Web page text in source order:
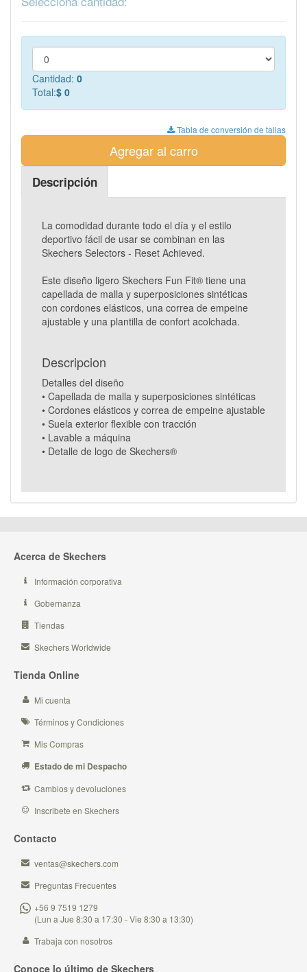
Cantidad: 0
Total:$ 0
Tabla de conversión de tallas
Agregar al carro
Descripción
La comodidad durante todo el día y el estilo
deportivo fácil de usar se combinan en las
Skechers Selectors - Reset Achieved.
Este diseño ligero Skechers Fun Fit® tiene una
capellada de malla y superposiciones sintéticas
con cordones elásticos, una correa de empeine
ajustable y una plantilla de confort acolchada.
Descripcion
Detalles del diseño
• Capellada de malla y superposiciones sintéticas
• Cordones elásticos y correa de empeine ajustable
• Suela exterior flexible con tracción
• Lavable a máquina
• Detalle de logo de Skechers®
Acerca de Skechers
Información corporativa
Gobernanza
Tiendas
Skechers Worldwide
Tienda Online
Mi cuenta
Términos y Condiciones
Mis Compras
Estado de mi Despacho
Cambios y devoluciones
Inscribete en Skechers
Contacto
ventas@skechers.com
Preguntas Frecuentes
+56 9 7519 1279
(Lun a Jue 8:30 a 17:30 - Vie 8:30 a 13:30)
Trabaja con nosotros
Conoce lo último de Skechers